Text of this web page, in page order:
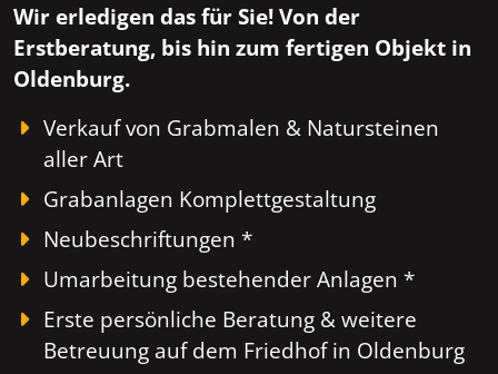
Wir erledigen das für Sie! Von der
Erstberatung, bis hin zum fertigen Objekt in
Oldenburg.
Verkauf von Grabmalen & Natursteinen
aller Art
Grabanlagen Komplettgestaltung
Neubeschriftungen *
Umarbeitung bestehender Anlagen *
Erste persönliche Beratung & weitere
Betreuung auf dem Friedhof in Oldenburg